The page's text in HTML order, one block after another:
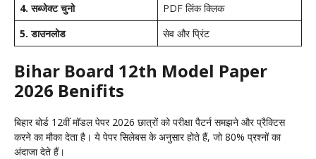
4. सब्जेक्ट चुनो
PDF लिंक क्लिक
5. डाउनलोड
सेव और प्रिंट
Bihar Board 12th Model Paper
2026 Benifits
बिहार बोर्ड 12वीं मॉडल पेपर 2026 छात्रों को परीक्षा पैटर्न समझने और प्रैक्टिस
करने का मौका देता है। ये पेपर सिलेबस के अनुसार होते हैं, जो 80% प्रश्नों का
अंदाजा देते हैं।